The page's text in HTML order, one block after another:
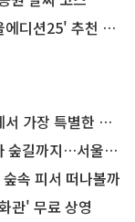
션25' 추천 코스
한 편의점의 정체
서울둘레길 15코스
속 피서 떠나볼까
관' 무료 상영